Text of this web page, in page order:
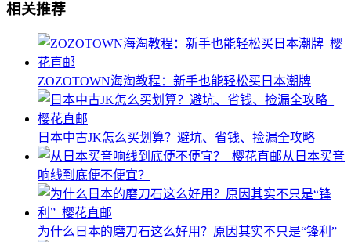
相关推荐
ZOZOTOWN海淘教程：新手也能轻松买日本潮牌
日本中古JK怎么买划算？避坑、省钱、捡漏全攻略
从日本买音
响线到底便不便宜？
为什么日本的磨刀石这么好用？原因其实不只是“锋利”